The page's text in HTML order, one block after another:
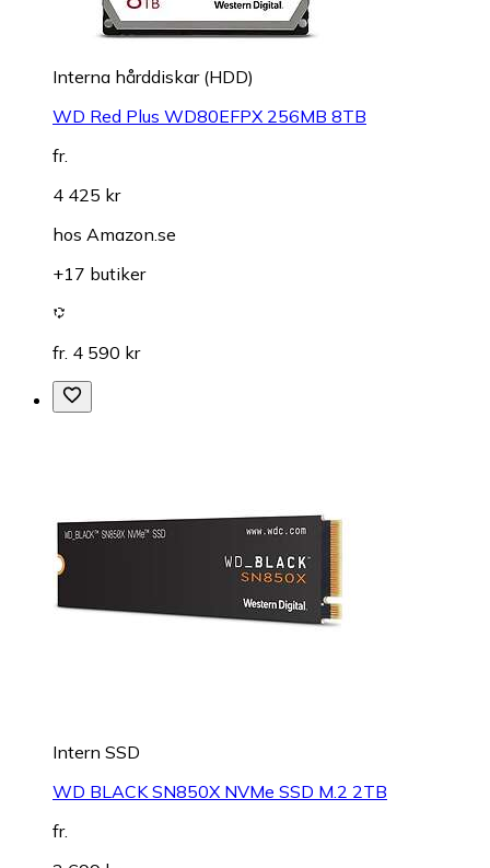
Interna hårddiskar (HDD)
WD Red Plus WD80EFPX 256MB 8TB
fr.
4 425 kr
hos Amazon.se
+17 butiker
fr. 4 590 kr
Intern SSD
WD BLACK SN850X NVMe SSD M.2 2TB
fr.